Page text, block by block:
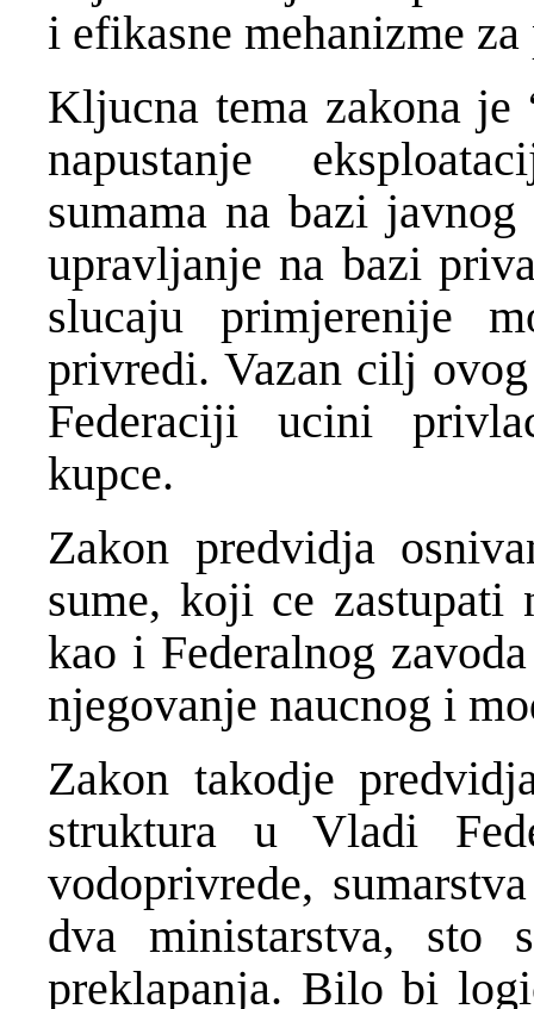
i efikasne mehanizme
Kljucna tema zakona
napustanje
sumama na bazi
upravljanje na bazi
slucaju primjerenije
privredi. Vazan cilj
Federaciji ucini
kupce.
Zakon predvidja
sume, koji ce
kao i Federalnog
njegovanje naucnog i
Zakon takodje
struktura u Vladi
vodoprivrede,
dva ministarstva, sto
preklapanja. Bilo bi